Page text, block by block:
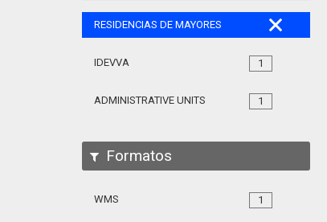
RESIDENCIAS DE MAYORES
1
IDEVVA
1
ADMINISTRATIVE UNITS
Formatos
1
WMS